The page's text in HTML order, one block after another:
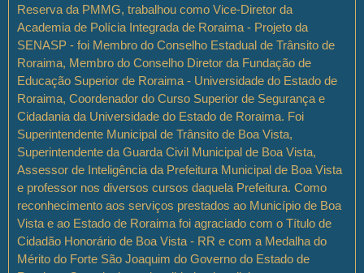
Reserva da PMMG, trabalhou como Vice-Diretor da
Academia de Polícia Integrada de Roraima - Projeto da
SENASP - foi Membro do Conselho Estadual de Trânsito de
Roraima, Membro do Conselho Diretor da Fundação de
Educação Superior de Roraima - Universidade do Estado de
Roraima, Coordenador do Curso Superior de Segurança e
Cidadania da Universidade do Estado de Roraima. Foi
Superintendente Municipal de Trânsito de Boa Vista,
Superintendente da Guarda Civil Municipal de Boa Vista,
Assessor de Inteligência da Prefeitura Municipal de Boa Vista
e professor nos diversos cursos daquela Prefeitura. Como
reconhecimento aos serviços prestados ao Município de Boa
Vista e ao Estado de Roraima foi agraciado com o Título de
Cidadão Honorário de Boa Vista - RR e com a Medalha do
Mérito do Forte São Joaquim do Governo do Estado de